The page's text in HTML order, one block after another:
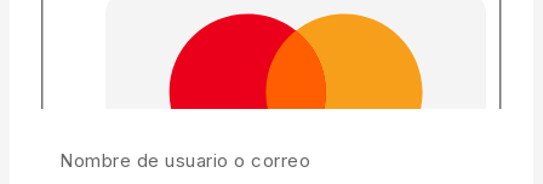
Nombre de usuario o correo